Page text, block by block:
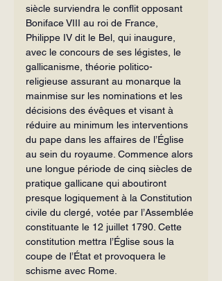
siècle surviendra le conflit opposant
Boniface VIII au roi de France,
Philippe IV dit le Bel, qui inaugure,
avec le concours de ses légistes, le
gallicanisme, théorie politico-
religieuse assurant au monarque la
mainmise sur les nominations et les
décisions des évêques et visant à
réduire au minimum les interventions
du pape dans les affaires de l’Église
au sein du royaume. Commence alors
une longue période de cinq siècles de
pratique gallicane qui aboutiront
presque logiquement à la Constitution
civile du clergé, votée par l’Assemblée
constituante le 12 juillet 1790. Cette
constitution mettra l’Église sous la
coupe de l’État et provoquera le
schisme avec Rome.